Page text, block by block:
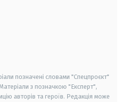
позначені словами "Спецпроєкт"
з позначкою "Експерт",
авторів та героїв. Редакція може